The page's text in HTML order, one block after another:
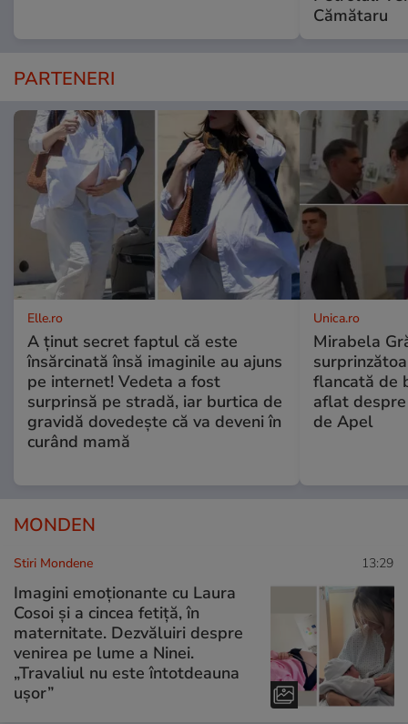
Cămătaru
PARTENERI
Elle.ro
A ținut secret faptul că este
însărcinată însă imaginile au ajuns
pe internet! Vedeta a fost
surprinsă pe stradă, iar burtica de
gravidă dovedește că va deveni în
curând mamă
Unica.ro
Mirabela
flancată de
aflat
de Apel
MONDEN
Stiri Mondene 13:29
Imagini emoționante cu Laura
Cosoi și a cincea fetiță, în
maternitate. Dezvăluiri despre
venirea pe lume a Ninei.
„Travaliul nu este întotdeauna
ușor”